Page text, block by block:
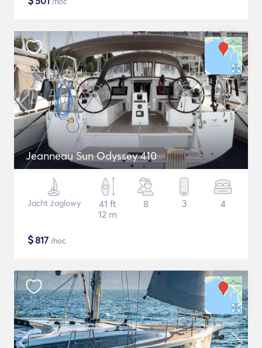
Jeanneau Sun Odyssey 410
Jacht żaglowy
41 ft
12 m
8 3 4
$817 /noc